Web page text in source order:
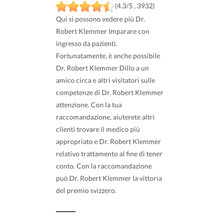
(4.3/5 , 3932)
Qui si possono vedere più Dr.
Robert Klemmer Imparare con
ingresso da pazienti.
Fortunatamente, è anche possibile
Dr. Robert Klemmer Dillo a un
amico circa e altri visitatori sulle
competenze di Dr. Robert Klemmer
attenzione. Con la tua
raccomandazione, aiuterete altri
clienti trovare il medico più
appropriato e Dr. Robert Klemmer
relativo trattamento al fine di tener
conto. Con la raccomandazione
può Dr. Robert Klemmer la vittoria
del premio svizzero.